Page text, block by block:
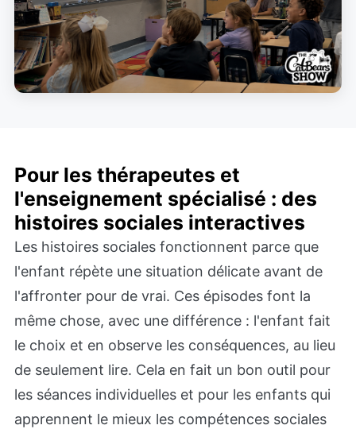
Pour les thérapeutes et
l'enseignement spécialisé : des
histoires sociales interactives
Les histoires sociales fonctionnent parce que
l'enfant répète une situation délicate avant de
l'affronter pour de vrai. Ces épisodes font la
même chose, avec une différence : l'enfant fait
le choix et en observe les conséquences, au lieu
de seulement lire. Cela en fait un bon outil pour
les séances individuelles et pour les enfants qui
apprennent le mieux les compétences sociales